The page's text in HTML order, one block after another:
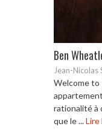
Ben
Jean-Nicolas
Welcome to
rationalité à
que le ...Lire